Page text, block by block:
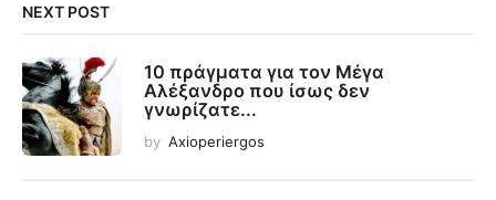
NEXT POST
10 πράγματα για τον Μέγα
Αλέξανδρο που ίσως δεν
γνωρίζατε...
by Axioperiergos